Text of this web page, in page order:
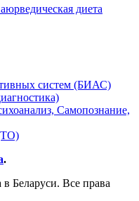
диета
систем (БИАС)
Самопознание,
.
Беларуси. Все права